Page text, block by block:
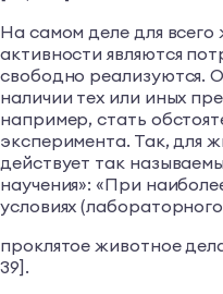
На самом деле для
активности являются
свободно реализуются.
наличии тех или иных
например, стать
эксперимента. Так, для
действует так
научения»: «При
условиях
проклятое животное
39].